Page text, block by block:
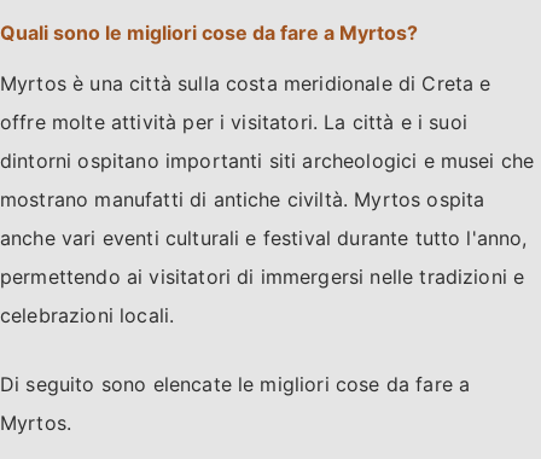
Quali sono le migliori cose da fare a Myrtos?
Myrtos è una città sulla costa meridionale di Creta e
offre molte attività per i visitatori. La città e i suoi
dintorni ospitano importanti siti archeologici e musei che
mostrano manufatti di antiche civiltà. Myrtos ospita
anche vari eventi culturali e festival durante tutto l'anno,
permettendo ai visitatori di immergersi nelle tradizioni e
celebrazioni locali.
Di seguito sono elencate le migliori cose da fare a
Myrtos.